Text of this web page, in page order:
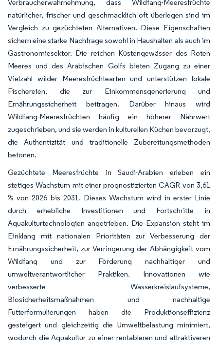
Verbraucherwahrnehmung, dass Wildfang-Meeresfrüchte
natürlicher, frischer und geschmacklich oft überlegen sind im
Vergleich zu gezüchteten Alternativen. Diese Eigenschaften
sichern eine starke Nachfrage sowohl in Haushalten als auch im
Gastronomiesektor. Die reichen Küstengewässer des Roten
Meeres und des Arabischen Golfs bieten Zugang zu einer
Vielzahl wilder Meeresfrüchtearten und unterstützen lokale
Fischereien, die zur Einkommensgenerierung und
Ernährungssicherheit beitragen. Darüber hinaus wird
Wildfang-Meeresfrüchten häufig ein höherer Nährwert
zugeschrieben, und sie werden in kulturellen Küchen bevorzugt,
die Authentizität und traditionelle Zubereitungsmethoden
betonen.
Gezüchtete Meeresfrüchte in Saudi-Arabien erleben ein
stetiges Wachstum mit einer prognostizierten CAGR von 3,61
% von 2026 bis 2031. Dieses Wachstum wird in erster Linie
durch erhebliche Investitionen und Fortschritte in
Aquakulturtechnologien angetrieben. Die Expansion steht im
Einklang mit nationalen Prioritäten zur Verbesserung der
Ernährungssicherheit, zur Verringerung der Abhängigkeit vom
Wildfang und zur Förderung nachhaltiger und
umweltverantwortlicher Praktiken. Innovationen wie
verbesserte Wasserkreislaufsysteme,
Biosicherheitsmaßnahmen und nachhaltige
Futterformulierungen haben die Produktionseffizienz
gesteigert und gleichzeitig die Umweltbelastung minimiert,
wodurch die Aquakultur zu einer rentableren und attraktiveren